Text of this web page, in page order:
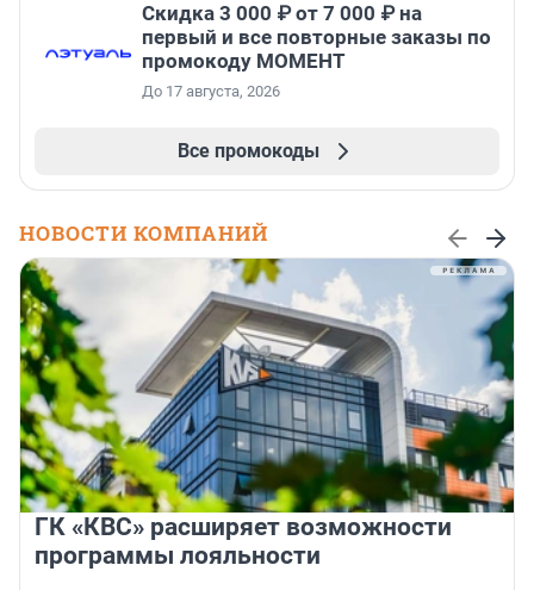
Скидка 3 000 ₽ от 7 000 ₽ на
первый и все повторные заказы по
промокоду МОМЕНТ
До 17 августа, 2026
Все промокоды
НОВОСТИ КОМПАНИЙ
ГК «КВС» расширяет возможности
программы лояльности